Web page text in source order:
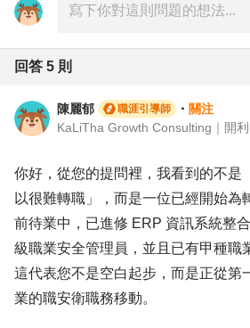
回答 5 則
陳麗郁 職涯引導師 ・ 關注
你好，從您的提問裡，我看到的不是
以很難轉職」，而是一位已經開始為
前待業中，已進修 ERP 資訊系統整
級職業安全管理員，並且已有甲種職
這代表您不是空白起步，而是正從第
業的職安衛職務移動。